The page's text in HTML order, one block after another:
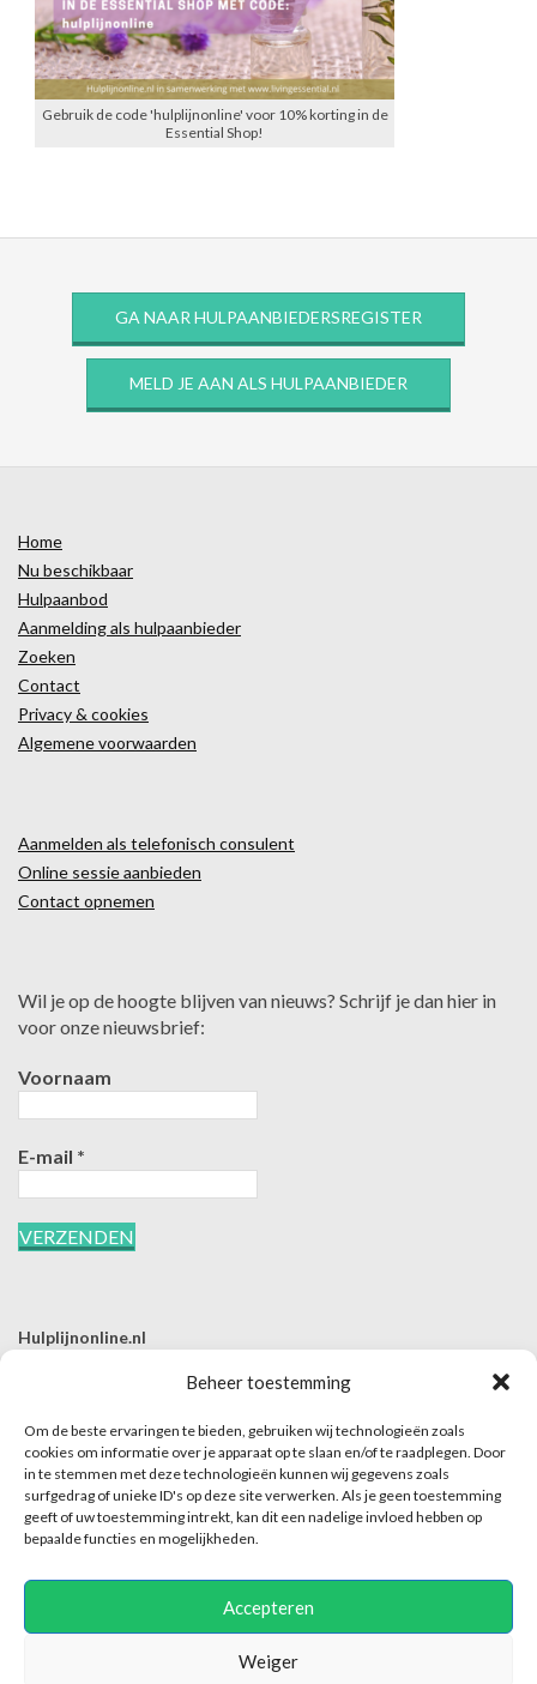
Beheer toestemming
Om de beste ervaringen te bieden, gebruiken wij technologieën zoals
cookies om informatie over je apparaat op te slaan en/of te raadplegen. Door
in te stemmen met deze technologieën kunnen wij gegevens zoals
surfgedrag of unieke ID's op deze site verwerken. Als je geen toestemming
geeft of uw toestemming intrekt, kan dit een nadelige invloed hebben op
bepaalde functies en mogelijkheden.
Accepteren
Weiger
Gebruik de code 'hulplijnonline' voor 10% korting in de
Essential Shop!
GA NAAR HULPAANBIEDERSREGISTER
MELD JE AAN ALS HULPAANBIEDER
Home
Nu beschikbaar
Hulpaanbod
Aanmelding als hulpaanbieder
Zoeken
Contact
Privacy & cookies
Algemene voorwaarden
Aanmelden als telefonisch consulent
Online sessie aanbieden
Contact opnemen
Wil je op de hoogte blijven van nieuws? Schrijf je dan hier in
voor onze nieuwsbrief:
Voornaam
E-mail *
Hulplijnonline.nl
E | info@hulplijnonline.nl
Contactformulier
Over Hulplijnonline.nl
Het team van Hulplijnonline.nl